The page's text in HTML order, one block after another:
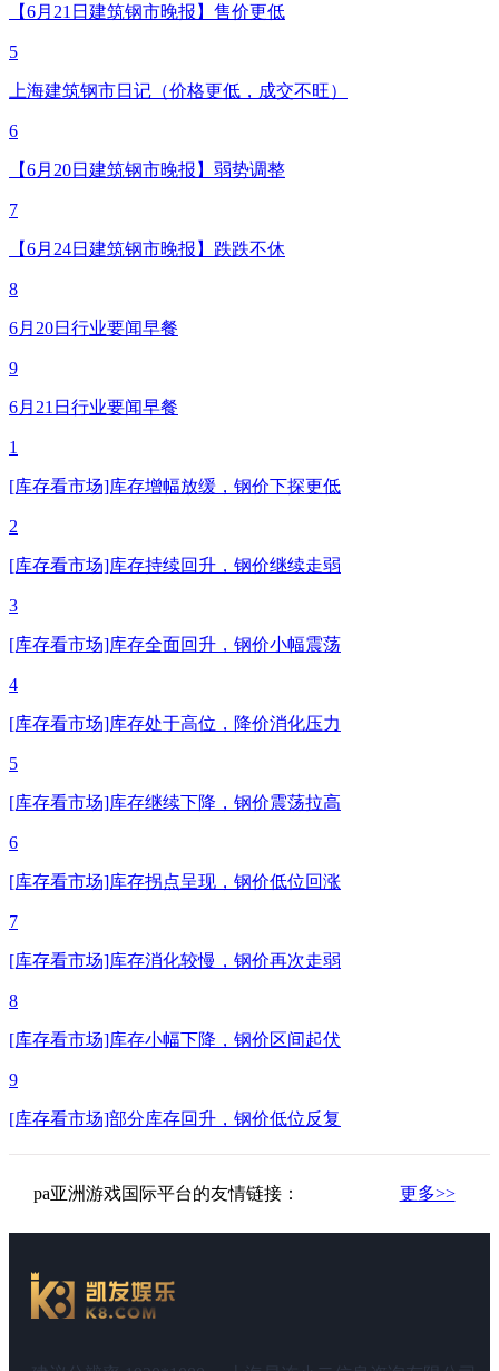
【6月21日建筑钢市晚报】售价更低
5
上海建筑钢市日记（价格更低，成交不旺）
6
【6月20日建筑钢市晚报】弱势调整
7
【6月24日建筑钢市晚报】跌跌不休
8
6月20日行业要闻早餐
9
6月21日行业要闻早餐
1
[库存看市场]库存增幅放缓，钢价下探更低
2
[库存看市场]库存持续回升，钢价继续走弱
3
[库存看市场]库存全面回升，钢价小幅震荡
4
[库存看市场]库存处于高位，降价消化压力
5
[库存看市场]库存继续下降，钢价震荡拉高
6
[库存看市场]库存拐点呈现，钢价低位回涨
7
[库存看市场]库存消化较慢，钢价再次走弱
8
[库存看市场]库存小幅下降，钢价区间起伏
9
[库存看市场]部分库存回升，钢价低位反复
pa亚洲游戏国际平台的友情链接： 更多>>